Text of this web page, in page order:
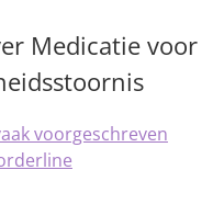
Medicatie voor
voorgeschreven